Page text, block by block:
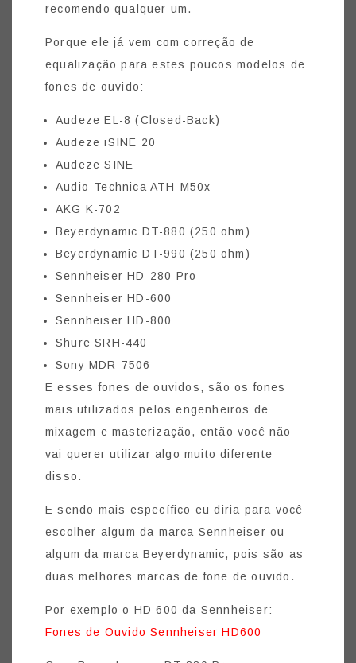
recomendo qualquer um.
Porque ele já vem com correção de
equalização para estes poucos modelos de
fones de ouvido:
Audeze EL-8 (Closed-Back)
Audeze iSINE 20
Audeze SINE
Audio-Technica ATH-M50x
AKG K-702
Beyerdynamic DT-880 (250 ohm)
Beyerdynamic DT-990 (250 ohm)
Sennheiser HD-280 Pro
Sennheiser HD-600
Sennheiser HD-800
Shure SRH-440
Sony MDR-7506
E esses fones de ouvidos, são os fones
mais utilizados pelos engenheiros de
mixagem e masterização, então você não
vai querer utilizar algo muito diferente
disso.
E sendo mais específico eu diria para você
escolher algum da marca Sennheiser ou
algum da marca Beyerdynamic, pois são as
duas melhores marcas de fone de ouvido.
Por exemplo o HD 600 da Sennheiser:
Fones de Ouvido Sennheiser HD600